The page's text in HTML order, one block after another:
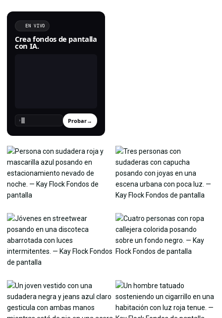
EN VIVO
Crea fondos de pantalla
con IA.
› Probar→